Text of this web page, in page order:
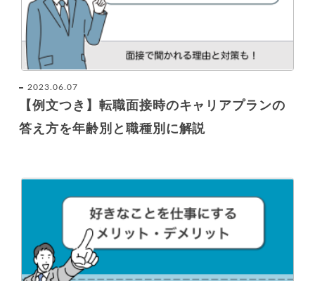
2023.06.07
【例文つき】転職面接時のキャリアプランの
答え方を年齢別と職種別に解説